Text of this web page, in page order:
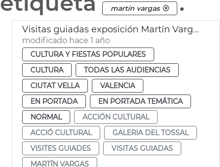
martín vargas
Visitas guiadas exposición Martín Vargas. Galería del Tossal. València
modificado hace 1 año
CULTURA Y FIESTAS POPULARES
CULTURA
TODAS LAS AUDIENCIAS
CIUTAT VELLA
VALENCIA
EN PORTADA
EN PORTADA TEMÁTICA
NORMAL
ACCIÓN CULTURAL
ACCIÓ CULTURAL
GALERIA DEL TOSSAL
VISITES GUIADES
VISITAS GUIADAS
MARTÍN VARGAS